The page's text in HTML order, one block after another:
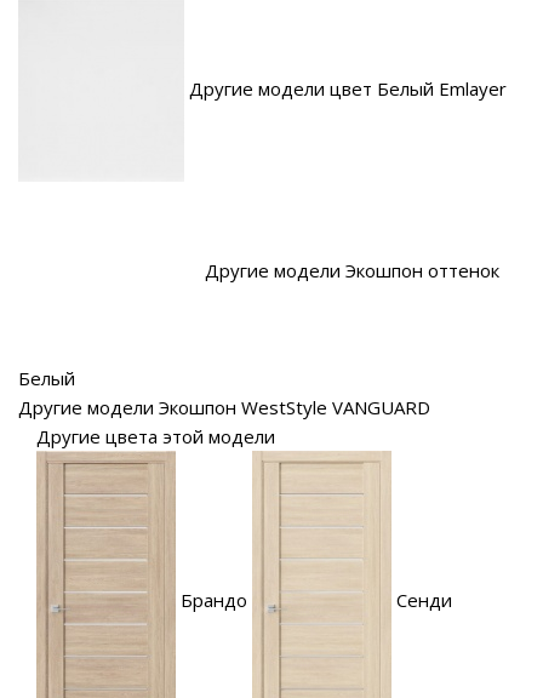
Другие модели цвет Белый Emlayer
Другие модели Экошпон оттенок
Белый
Другие модели Экошпон WestStyle VANGUARD
Другие цвета этой модели
Брандо Сенди